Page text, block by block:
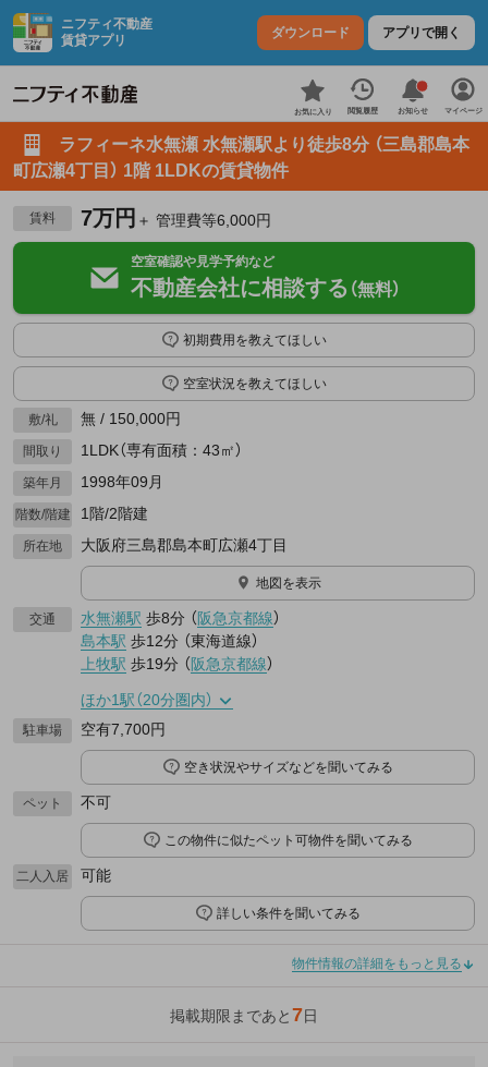
ニフティ不動産
賃貸アプリ
ダウンロード アプリで開く
お気に入り 閲覧履歴 お知らせ マイページ
ラフィーネ水無瀬 水無瀬駅より徒歩8分 （三島郡島本
町広瀬4丁目） 1階 1LDKの賃貸物件
賃料 7万円 ＋ 管理費等6,000円
空室確認や見学予約など
不動産会社に相談する （無料）
初期費用を教えてほしい
空室状況を教えてほしい
敷/礼 無 / 150,000円
間取り 1LDK（専有面積：43㎡）
築年月 1998年09月
階数/階建 1階/2階建
所在地 大阪府三島郡島本町広瀬4丁目
地図を表示
交通 水無瀬駅 歩8分 （阪急京都線）
島本駅 歩12分 （東海道線）
上牧駅 歩19分 （阪急京都線）
ほか1駅（20分圏内）
駐車場 空有7,700円
空き状況やサイズなどを聞いてみる
ペット 不可
この物件に似たペット可物件を聞いてみる
二人入居 可能
詳しい条件を聞いてみる
物件情報の詳細をもっと見る
掲載期限まであと7日